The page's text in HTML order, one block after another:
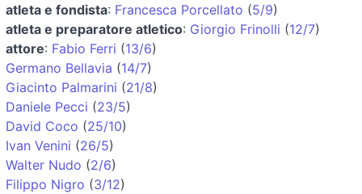
atleta e fondista: Francesca Porcellato (5/9)
atleta e preparatore atletico: Giorgio Frinolli (12/7)
attore: Fabio Ferri (13/6)
Germano Bellavia (14/7)
Giacinto Palmarini (21/8)
Daniele Pecci (23/5)
David Coco (25/10)
Ivan Venini (26/5)
Walter Nudo (2/6)
Filippo Nigro (3/12)